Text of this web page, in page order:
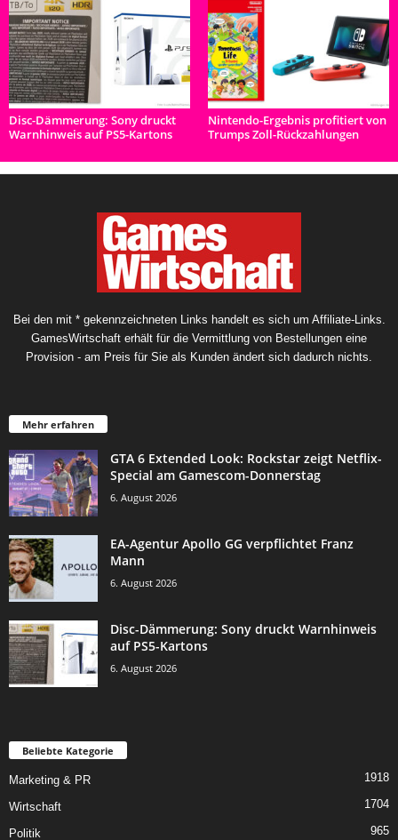
Disc-Dämmerung: Sony druckt
Warnhinweis auf PS5-Kartons
Nintendo-Ergebnis profitiert von
Trumps Zoll-Rückzahlungen
Bei den mit * gekennzeichneten Links handelt es sich um Affiliate-Links.
GamesWirtschaft erhält für die Vermittlung von Bestellungen eine
Provision - am Preis für Sie als Kunden ändert sich dadurch nichts.
Mehr erfahren
GTA 6 Extended Look: Rockstar zeigt Netflix-
Special am Gamescom-Donnerstag
6. August 2026
EA-Agentur Apollo GG verpflichtet Franz
Mann
6. August 2026
Disc-Dämmerung: Sony druckt Warnhinweis
auf PS5-Kartons
6. August 2026
Beliebte Kategorie
Marketing & PR 1918
Wirtschaft 1704
Politik 965